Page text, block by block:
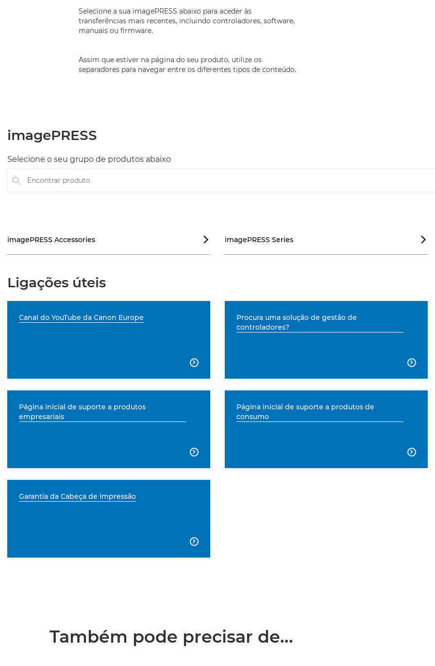
Selecione a sua imagePRESS abaixo para aceder às
transferências mais recentes, incluindo controladores, software,
manuais ou firmware.
Assim que estiver na página do seu produto, utilize os
separadores para navegar entre os diferentes tipos de conteúdo.
imagePRESS
Selecione o seu grupo de produtos abaixo
Encontrar produto
imagePRESS Accessories  imagePRESS Series 
Ligações úteis
Canal do YouTube da Canon Europe

Procura uma solução de gestão de
controladores?

Página inicial de suporte a produtos
empresariais

Página inicial de suporte a produtos de
consumo

Garantia da Cabeça de impressão

Também pode precisar de...